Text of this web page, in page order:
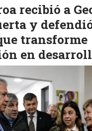
recibió a
y
transforme
en